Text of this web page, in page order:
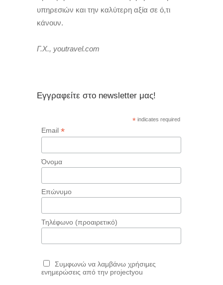
υπηρεσιών και την καλύτερη αξία σε ό,τι
κάνουν.
Γ.Χ., youtravel.com
Εγγραφείτε στο newsletter μας!
* indicates required
Email *
Όνομα
Επώνυμο
Τηλέφωνο (προαιρετικό)
Συμφωνώ να λαμβάνω χρήσιμες
ενημερώσεις από την projectyou